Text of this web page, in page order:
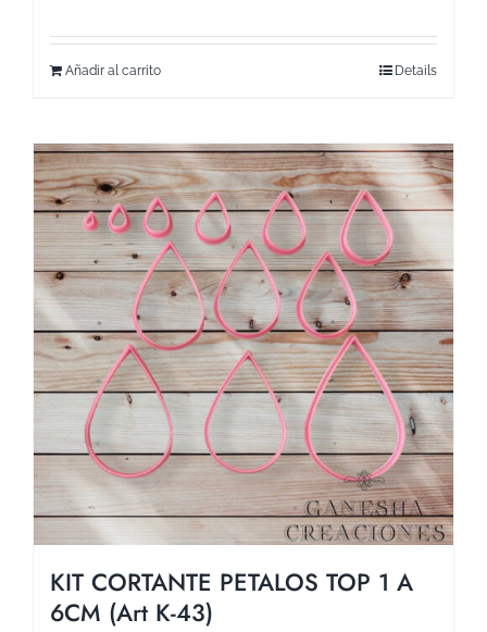
Añadir al carrito Details
KIT CORTANTE PETALOS TOP 1 A
6CM (Art K-43)